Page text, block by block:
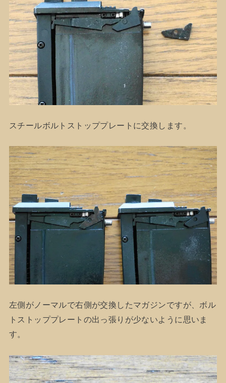
スチールボルトストッププレートに交換します。
左側がノーマルで右側が交換したマガジンですが、ボル
トストッププレートの出っ張りが少ないように思いま
す。